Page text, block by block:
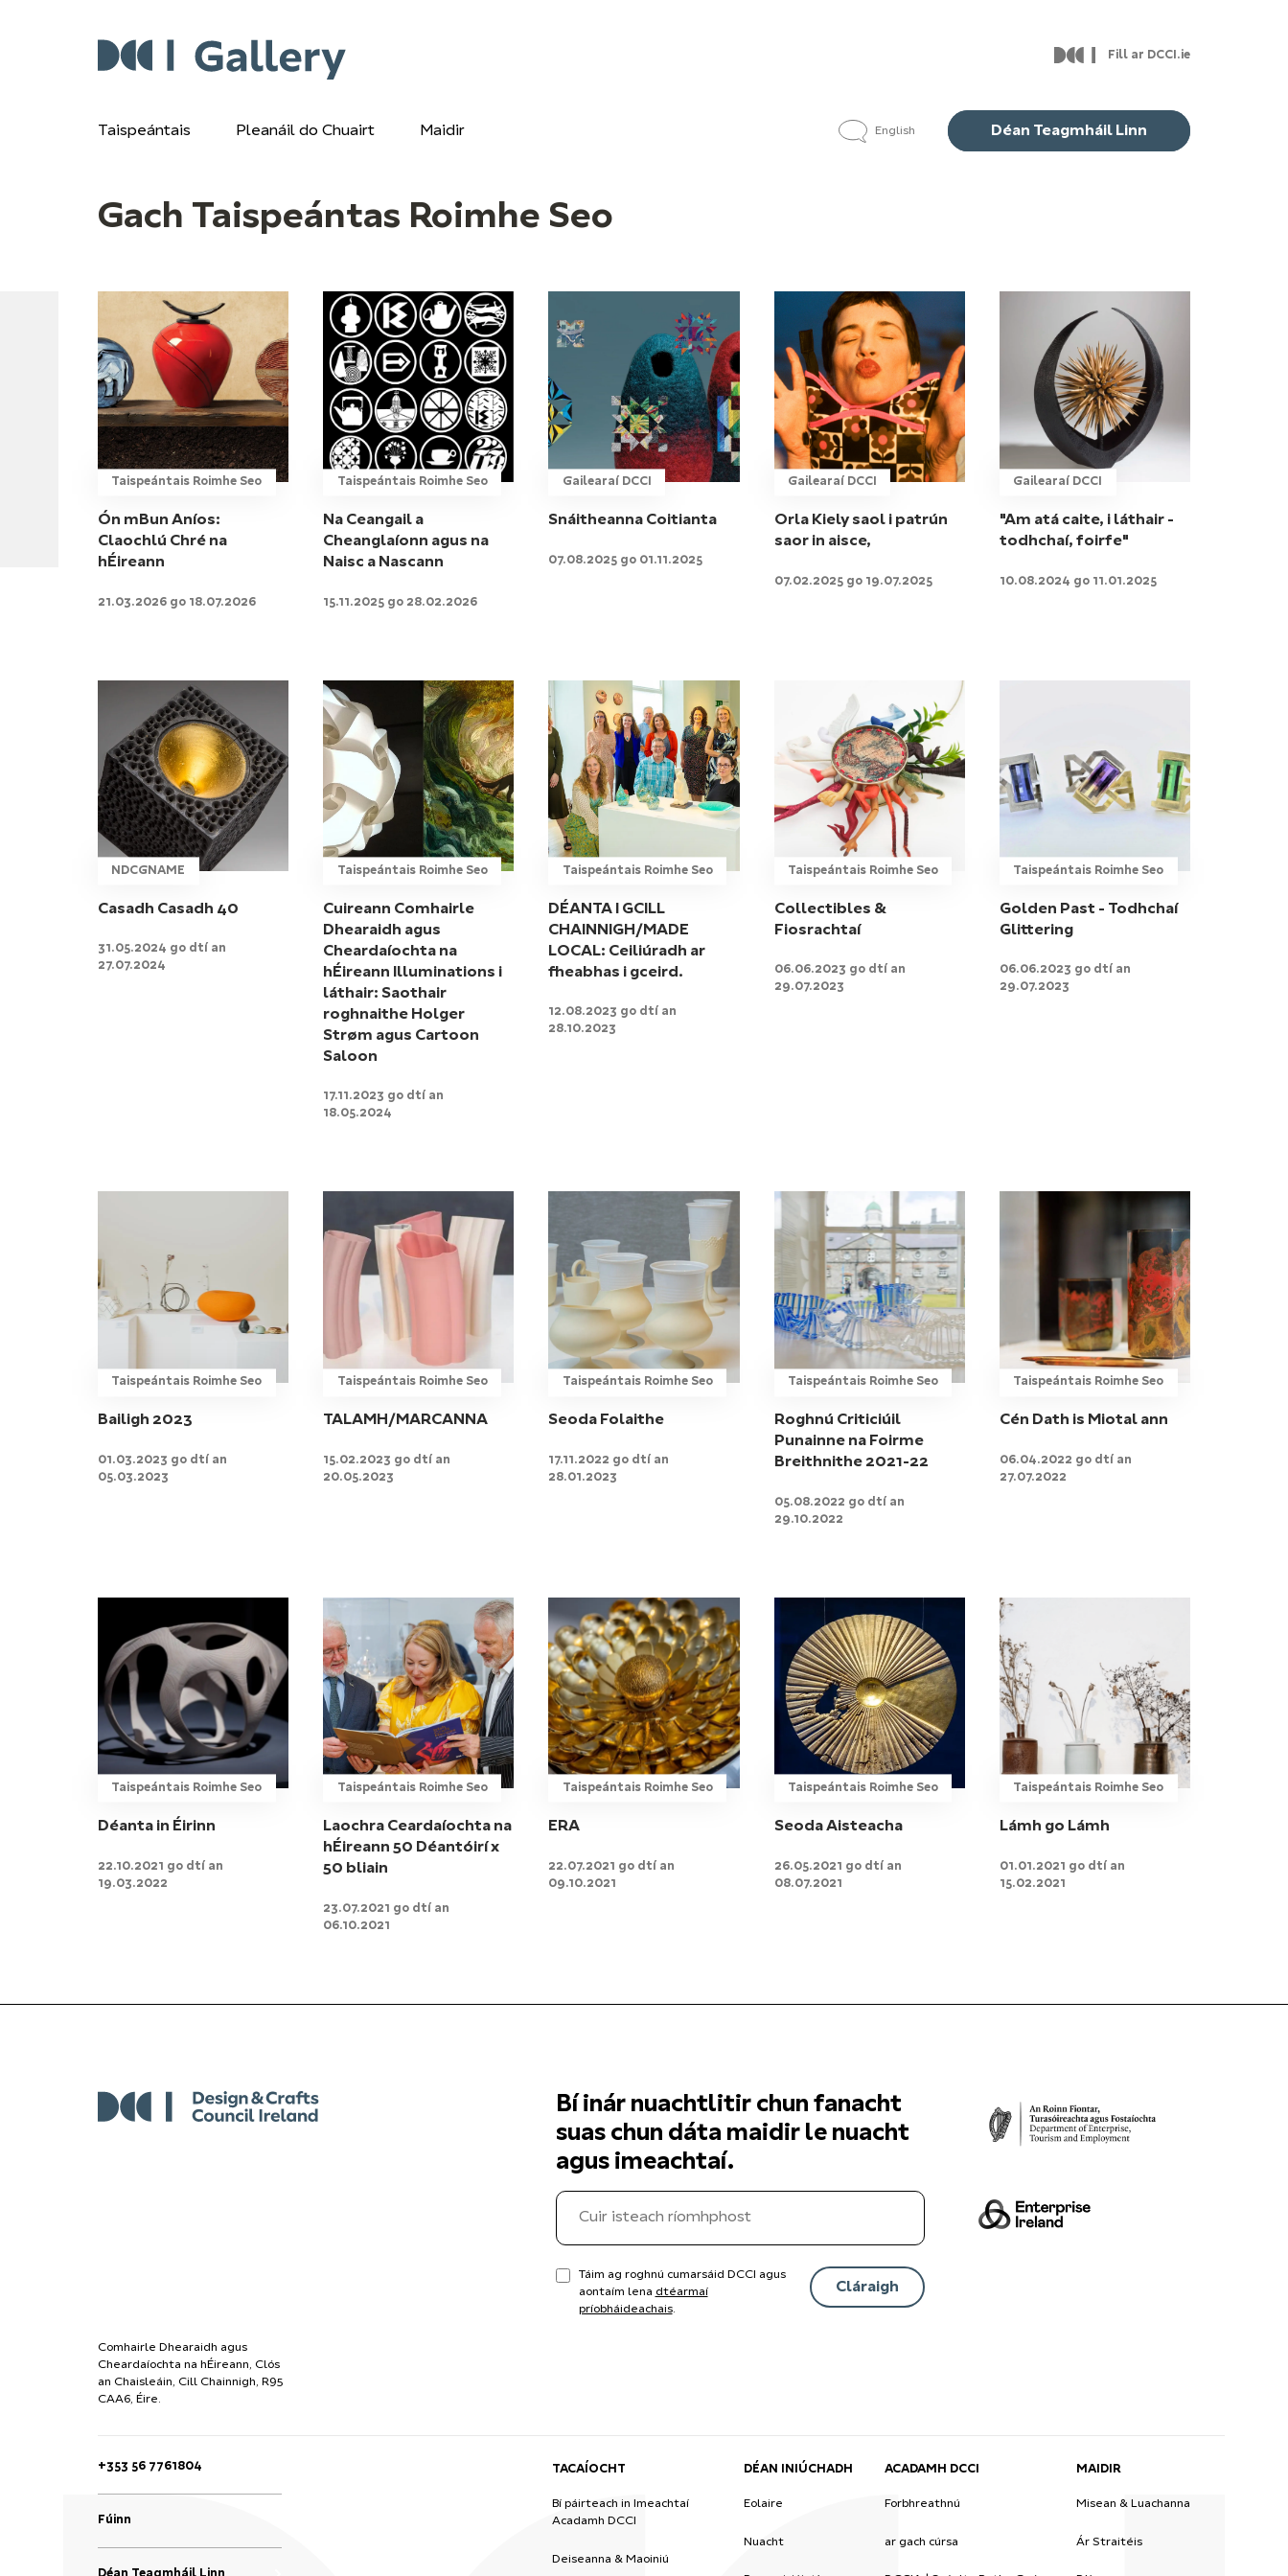
Fill ar DCCI.ie
Taispeántais Pleanáil do Chuairt Maidir English Déan Teagmháil Linn
Gach Taispeántas Roimhe Seo
Taispeántais Roimhe Seo
Ón mBun Aníos:
Claochlú Chré na
hÉireann
21.03.2026 go 18.07.2026
Taispeántais Roimhe Seo
Na Ceangail a
Cheanglaíonn agus na
Naisc a Nascann
15.11.2025 go 28.02.2026
Gailearaí DCCI
Snáitheanna Coitianta
07.08.2025 go 01.11.2025
Gailearaí DCCI
Orla Kiely saol i patrún
saor in aisce,
07.02.2025 go 19.07.2025
Gailearaí DCCI
"Am atá caite, i láthair -
todhchaí, foirfe"
10.08.2024 go 11.01.2025
NDCGNAME
Casadh Casadh 40
31.05.2024 go dtí an
27.07.2024
Taispeántais Roimhe Seo
Cuireann Comhairle
Dhearaidh agus
Cheardaíochta na
hÉireann Illuminations i
láthair: Saothair
roghnaithe Holger
Strøm agus Cartoon
Saloon
17.11.2023 go dtí an
18.05.2024
Taispeántais Roimhe Seo
DÉANTA I GCILL
CHAINNIGH/MADE
LOCAL: Ceiliúradh ar
fheabhas i gceird.
12.08.2023 go dtí an
28.10.2023
Taispeántais Roimhe Seo
Collectibles &
Fiosrachtaí
06.06.2023 go dtí an
29.07.2023
Taispeántais Roimhe Seo
Golden Past - Todhchaí
Glittering
06.06.2023 go dtí an
29.07.2023
Taispeántais Roimhe Seo
Bailigh 2023
01.03.2023 go dtí an
05.03.2023
Taispeántais Roimhe Seo
TALAMH/MARCANNA
15.02.2023 go dtí an
20.05.2023
Taispeántais Roimhe Seo
Seoda Folaithe
17.11.2022 go dtí an
28.01.2023
Taispeántais Roimhe Seo
Roghnú Criticiúil
Punainne na Foirme
Breithnithe 2021-22
05.08.2022 go dtí an
29.10.2022
Taispeántais Roimhe Seo
Cén Dath is Miotal ann
06.04.2022 go dtí an
27.07.2022
Taispeántais Roimhe Seo
Déanta in Éirinn
22.10.2021 go dtí an
19.03.2022
Taispeántais Roimhe Seo
Laochra Ceardaíochta na
hÉireann 50 Déantóirí x
50 bliain
23.07.2021 go dtí an
06.10.2021
Taispeántais Roimhe Seo
ERA
22.07.2021 go dtí an
09.10.2021
Taispeántais Roimhe Seo
Seoda Aisteacha
26.05.2021 go dtí an
08.07.2021
Taispeántais Roimhe Seo
Lámh go Lámh
01.01.2021 go dtí an
15.02.2021
Bí inár nuachtlitir chun fanacht
suas chun dáta maidir le nuacht
agus imeachtaí.
Táim ag roghnú cumarsáid DCCI agus
aontaím lena dtéarmaí
príobháideachais.
Comhairle Dhearaidh agus
Cheardaíochta na hÉireann, Clós
an Chaisleáin, Cill Chainnigh, R95
CAA6, Éire.
+353 56 7761804
Fúinn
TACAÍOCHT
Bí páirteach in Imeachtaí
Acadamh DCCI
Deiseanna & Maoiniú
DÉAN INIÚCHADH
Eolaire
Nuacht
ACADAMH DCCI
Forbhreathnú
ar gach cúrsa
MAIDIR
Misean & Luachanna
Ár Straitéis